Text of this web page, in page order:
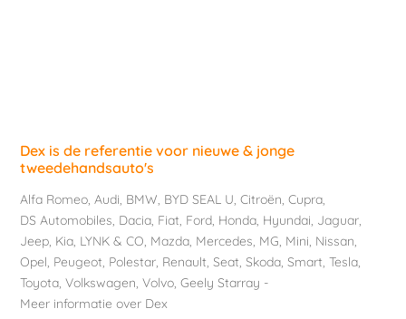
Dex is de referentie voor nieuwe & jonge
tweedehandsauto's
Alfa Romeo,Audi, BMW, BYD SEAL U,Citroën,Cupra,
DS Automobiles, Dacia, Fiat, Ford, Honda, Hyundai, Jaguar,
Jeep, Kia, LYNK & CO, Mazda, Mercedes, MG, Mini, Nissan,
Opel, Peugeot, Polestar, Renault,Seat,Skoda,Smart,Tesla,
Toyota,Volkswagen,Volvo,Geely Starray -
Meer informatie over Dex